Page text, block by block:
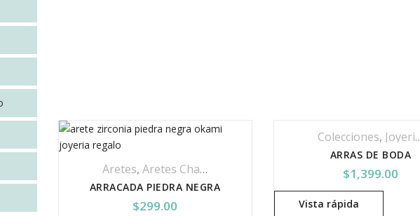
Aretes,Aretes Chapa De Oro Joyería
ARRACADA PIEDRA NEGRA
$299.00
Colecciones, Joyeria Personalizada
ARRAS DE BODA
$1,399.00
Vista rápida